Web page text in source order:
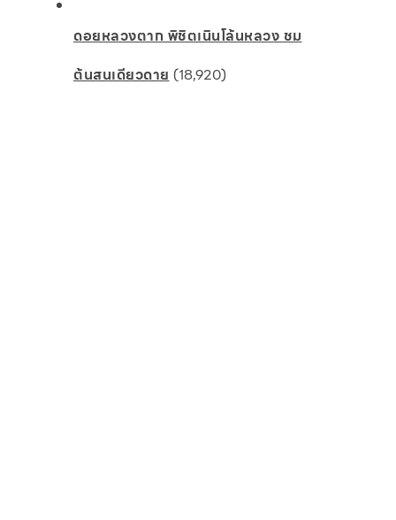
ดอยหลวงตาก พิชิตเนินโล้นหลวง ชม
ต้นสนเดียวดาย(18,920)